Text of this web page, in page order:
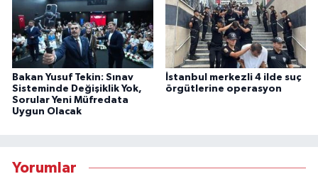
Bakan Yusuf Tekin: Sınav
Sisteminde Değişiklik Yok,
Sorular Yeni Müfredata
Uygun Olacak
İstanbul merkezli 4 ilde suç
örgütlerine operasyon
Yorumlar